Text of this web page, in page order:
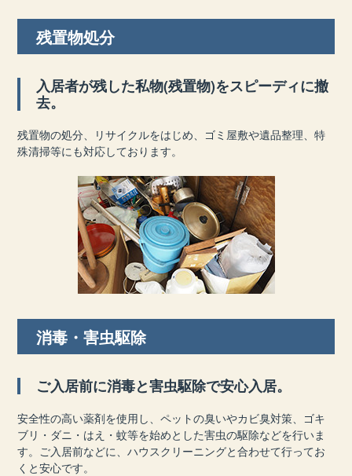
残置物処分
入居者が残した私物(残置物)をスピーディに撤
去。
残置物の処分、リサイクルをはじめ、ゴミ屋敷や遺品整理、特
殊清掃等にも対応しております。
消毒・害虫駆除
ご入居前に消毒と害虫駆除で安心入居。
安全性の高い薬剤を使用し、ペットの臭いやカビ臭対策、ゴキ
ブリ・ダニ・はえ・蚊等を始めとした害虫の駆除などを行いま
す。ご入居前などに、ハウスクリーニングと合わせて行ってお
くと安心です。